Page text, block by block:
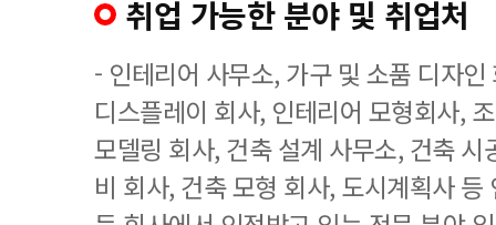
취업 가능한 분야 및 취업처
- 인테리어 사무소, 가구 및 소품 디자
디스플레이 회사, 인테리어 모형회사,
모델링 회사, 건축 설계 사무소, 건축 시
비 회사, 건축 모형 회사, 도시계획사